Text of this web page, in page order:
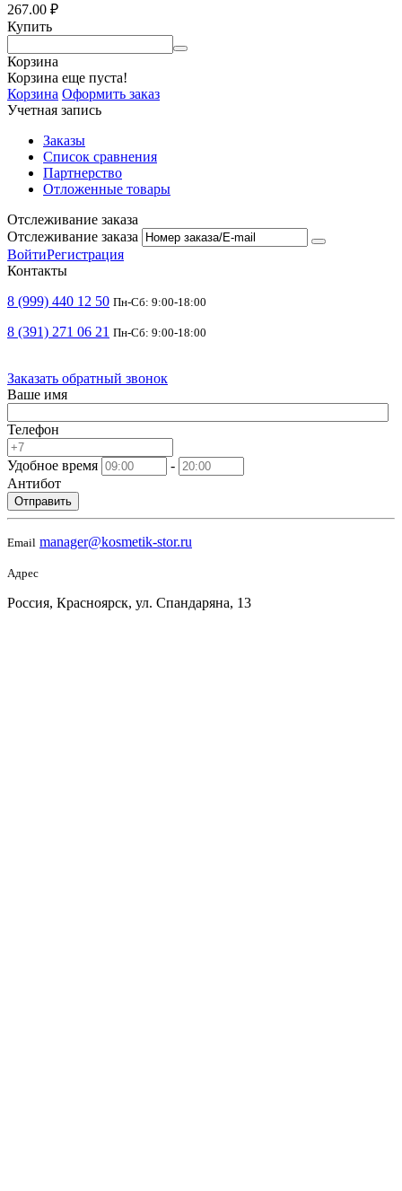
267.00 ₽
Купить
Корзина
Корзина еще пуста!
Корзина Оформить заказ
Учетная запись
Заказы
Список сравнения
Партнерство
Отложенные товары
Отслеживание заказа
Отслеживание заказа
ВойтиРегистрация
Контакты
8 (999) 440 12 50 Пн-Сб: 9:00-18:00
8 (391) 271 06 21 Пн-Сб: 9:00-18:00
Заказать обратный звонок
Ваше имя
Телефон
Удобное время
-
Антибот
Отправить
Email manager@kosmetik-stor.ru
Адрес
Россия, Красноярск, ул. Спандаряна, 13